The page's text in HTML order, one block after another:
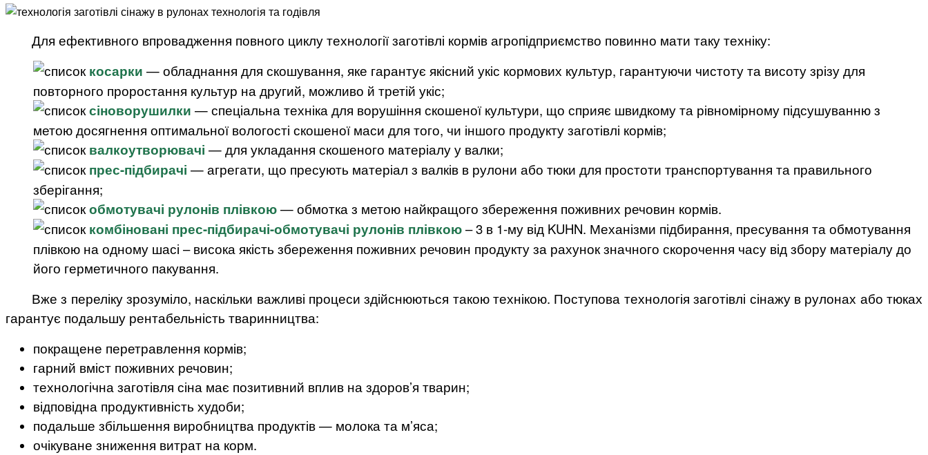
Для ефективного впровадження повного циклу технології заготівлі кормів агропідприємство повинно мати таку техніку:
косарки — обладнання для скошування, яке гарантує якісний укіс кормових культур, гарантуючи чистоту та висоту зрізу для
повторного проростання культур на другий, можливо й третій укіс;
сіноворушилки — спеціальна техніка для ворушіння скошеної культури, що сприяє швидкому та рівномірному підсушуванню з
метою досягнення оптимальної вологості скошеної маси для того, чи іншого продукту заготівлі кормів;
валкоутворювачі — для укладання скошеного матеріалу у валки;
прес-підбирачі — агрегати, що пресують матеріал з валків в рулони або тюки для простоти транспортування та правильного
зберігання;
обмотувачі рулонів плівкою— обмотка з метою найкращого збереження поживних речовин кормів.
комбіновані прес-підбирачі-обмотувачі рулонів плівкою– 3 в 1-му від KUHN. Механізми підбирання, пресування та обмотування
плівкою на одному шасі – висока якість збереження поживних речовин продукту за рахунок значного скорочення часу від збору матеріалу до
його герметичного пакування.
Вже з переліку зрозуміло, наскільки важливі процеси здійснюються такою технікою. Поступова технологія заготівлі сінажу в рулонах або тюках
гарантує подальшу рентабельність тваринництва:
покращене перетравлення кормів;
гарний вміст поживних речовин;
технологічна заготівля сіна має позитивний вплив на здоров’я тварин;
відповідна продуктивність худоби;
подальше збільшення виробництва продуктів — молока та м’яса;
очікуване зниження витрат на корм.